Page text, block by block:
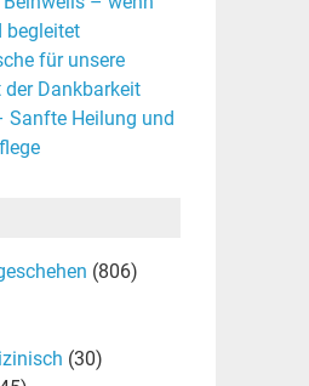
begleitet
für unsere
Dankbarkeit
Sanfte Heilung und
(806)
(30)